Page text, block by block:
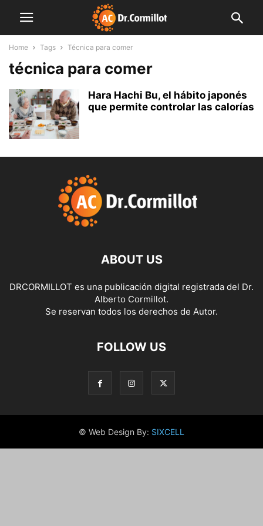
Home Tags Técnica para comer
técnica para comer
Hara Hachi Bu, el hábito japonés
que permite controlar las calorías
ABOUT US
DRCORMILLOT es una publicación digital registrada del Dr.
Alberto Cormillot.
Se reservan todos los derechos de Autor.
FOLLOW US
© Web Design By: SIXCELL